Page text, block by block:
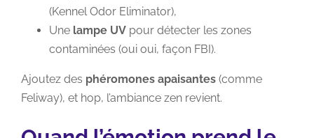
(Kennel Odor Eliminator),
Une lampe UV pour détecter les zones
contaminées (oui oui, façon FBI).
Ajoutez des phéromones apaisantes (comme
Feliway), et hop, l’ambiance zen revient.